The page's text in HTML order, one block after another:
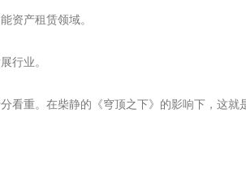
产租赁领域。
行业。
重。在柴静的《穹顶之下》的影响下，这就